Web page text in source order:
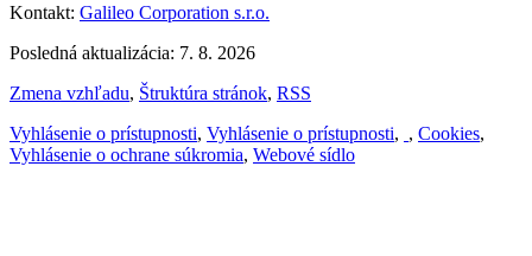
Kontakt: Galileo Corporation s.r.o.
Posledná aktualizácia: 7. 8. 2026
Zmena vzhľadu, Štruktúra stránok, RSS
Vyhlásenie o prístupnosti, Vyhlásenie o prístupnosti, , Cookies,
Vyhlásenie o ochrane súkromia, Webové sídlo